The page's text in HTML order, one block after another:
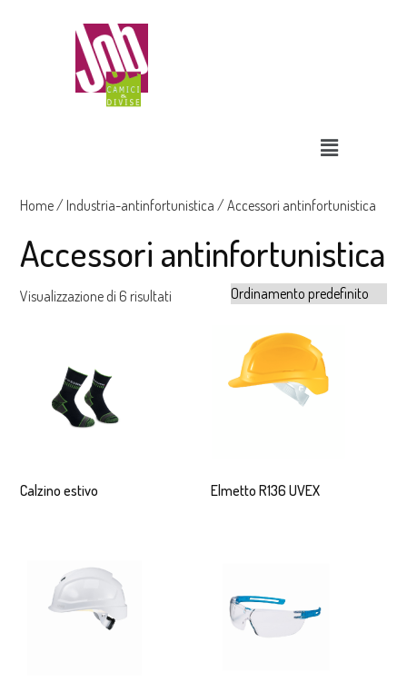
Home/ Industria-antinfortunistica / Accessori antinfortunistica
Accessori antinfortunistica
Visualizzazione di 6 risultati
Calzino estivo Elmetto R136 UVEX